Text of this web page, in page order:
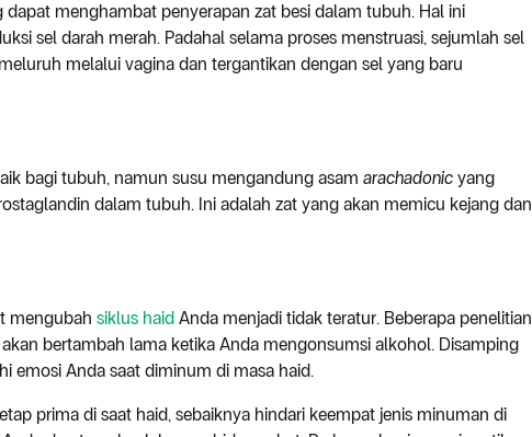
menghambat penyerapan zat besi dalam tubuh. Hal ini
sel darah merah. Padahal selama proses menstruasi, sejumlah sel
melalui vagina dan tergantikan dengan sel yang baru
bagi tubuh, namun susu mengandung asam arachadonic yang
dalam tubuh. Ini adalah zat yang akan memicu kejang dan
mengubah siklus haid Anda menjadi tidak teratur. Beberapa penelitian
bertambah lama ketika Anda mengonsumsi alkohol. Disamping
emosi Anda saat diminum di masa haid.
prima di saat haid, sebaiknya hindari keempat jenis minuman di